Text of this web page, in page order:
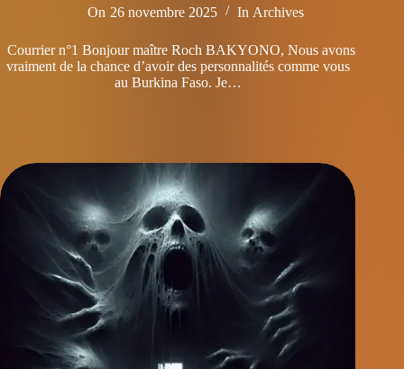
On 26 novembre 2025 In Archives
Courrier n°1 Bonjour maître Roch BAKYONO, Nous avons
vraiment de la chance d’avoir des personnalités comme vous
au Burkina Faso. Je…